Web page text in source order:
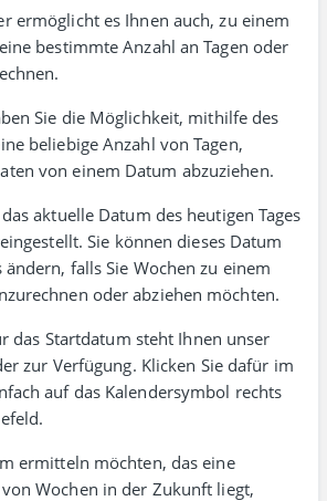
ermöglicht es Ihnen auch, zu einem
bestimmte Anzahl an Tagen oder
Sie die Möglich­keit, mithilfe des
belie­bige Anzahl von Tagen,
von einem Datum abzuziehen.
aktuelle Datum des heutigen Tages
Sie können dieses Datum
falls Sie Wochen zu einem
oder abziehen möchten.
das Start­datum steht Ihnen unser
zur Verfügung. Klicken Sie dafür im
auf das Kalender­symbol rechts
ermitteln möchten, das eine
Wochen in der Zukunft liegt,